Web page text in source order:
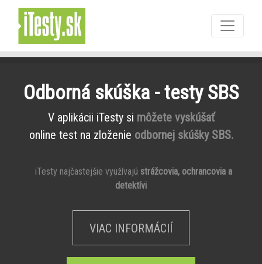
Odborná skúška - testy SBS
V aplikácii iTesty si môžete vyskúšať
online test na zloženie odbornej skúšky SBS.
iTesty najčastejšie využívajú strážcovia, ochrancovia a
detektívi
VIAC INFORMÁCIÍ